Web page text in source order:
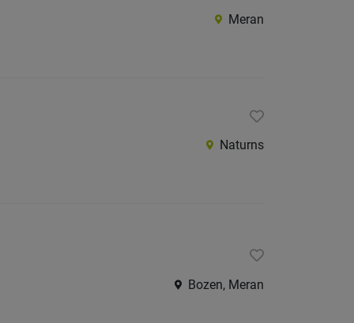
Meran
Naturns
Bozen, Meran